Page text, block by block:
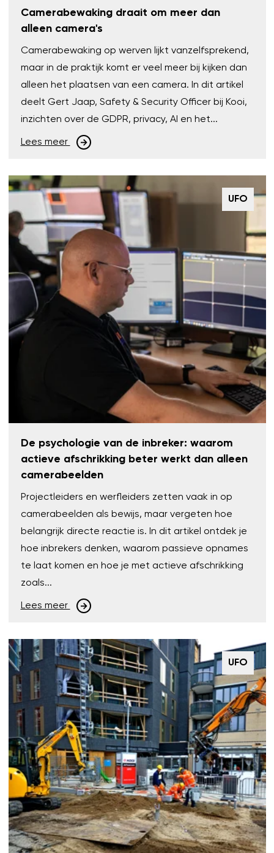
Camerabewaking draait om meer dan
alleen camera's
Camerabewaking op werven lijkt vanzelfsprekend,
maar in de praktijk komt er veel meer bij kijken dan
alleen het plaatsen van een camera. In dit artikel
deelt Gert Jaap, Safety & Security Officer bij Kooi,
inzichten over de GDPR, privacy, AI en het...
Lees meer
UFO
De psychologie van de inbreker: waarom
actieve afschrikking beter werkt dan alleen
camerabeelden
Projectleiders en werfleiders zetten vaak in op
camerabeelden als bewijs, maar vergeten hoe
belangrijk directe reactie is. In dit artikel ontdek je
hoe inbrekers denken, waarom passieve opnames
te laat komen en hoe je met actieve afschrikking
zoals...
Lees meer
UFO